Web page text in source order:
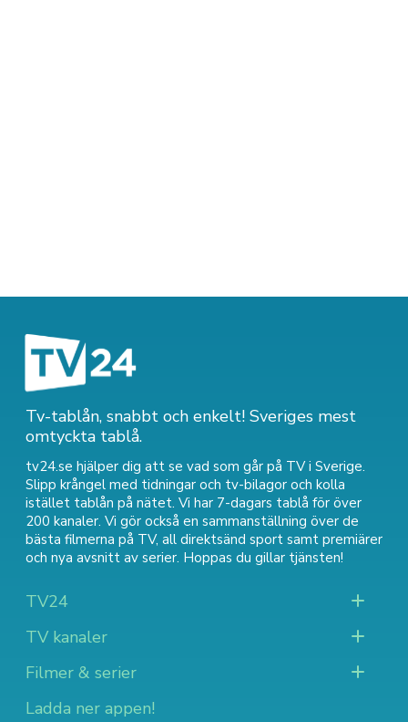
Tv-tablån, snabbt och enkelt! Sveriges mest
omtyckta tablå.
tv24.se hjälper dig att se vad som går på TV i Sverige.
Slipp krångel med tidningar och tv-bilagor och kolla
istället tablån på nätet. Vi har 7-dagars tablå för över
200 kanaler. Vi gör också en sammanställning över de
bästa filmerna på TV, all direktsänd sport samt premiärer
och nya avsnitt av serier. Hoppas du gillar tjänsten!
TV24
TV kanaler
Filmer & serier
Ladda ner appen!